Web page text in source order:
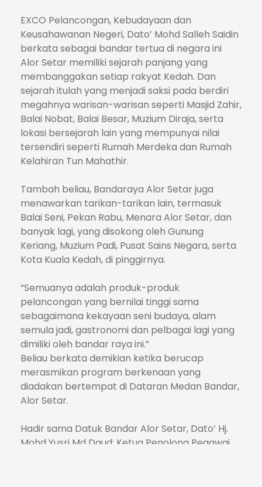
EXCO Pelancongan, Kebudayaan dan
Keusahawanan Negeri, Dato’ Mohd Salleh Saidin
berkata sebagai bandar tertua di negara ini
Alor Setar memiliki sejarah panjang yang
membanggakan setiap rakyat Kedah. Dan
sejarah itulah yang menjadi saksi pada berdiri
megahnya warisan-warisan seperti Masjid Zahir,
Balai Nobat, Balai Besar, Muzium Diraja, serta
lokasi bersejarah lain yang mempunyai nilai
tersendiri seperti Rumah Merdeka dan Rumah
Kelahiran Tun Mahathir.
Tambah beliau, Bandaraya Alor Setar juga
menawarkan tarikan-tarikan lain, termasuk
Balai Seni, Pekan Rabu, Menara Alor Setar, dan
banyak lagi, yang disokong oleh Gunung
Keriang, Muzium Padi, Pusat Sains Negara, serta
Kota Kuala Kedah, di pinggirnya.
“Semuanya adalah produk-produk
pelancongan yang bernilai tinggi sama
sebagaimana kekayaan seni budaya, alam
semula jadi, gastronomi dan pelbagai lagi yang
dimiliki oleh bandar raya ini.”
Beliau berkata demikian ketika berucap
merasmikan program berkenaan yang
diadakan bertempat di Dataran Medan Bandar,
Alor Setar.
Hadir sama Datuk Bandar Alor Setar, Dato’ Hj.
Mohd Yusri Md Daud; Ketua Penolong Pegawai